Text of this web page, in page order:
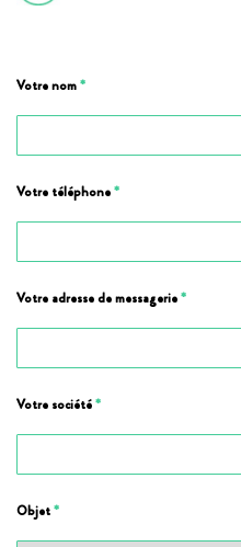
Votre nom*
Votre téléphone*
Votre adresse de messagerie*
Votre société*
Objet*